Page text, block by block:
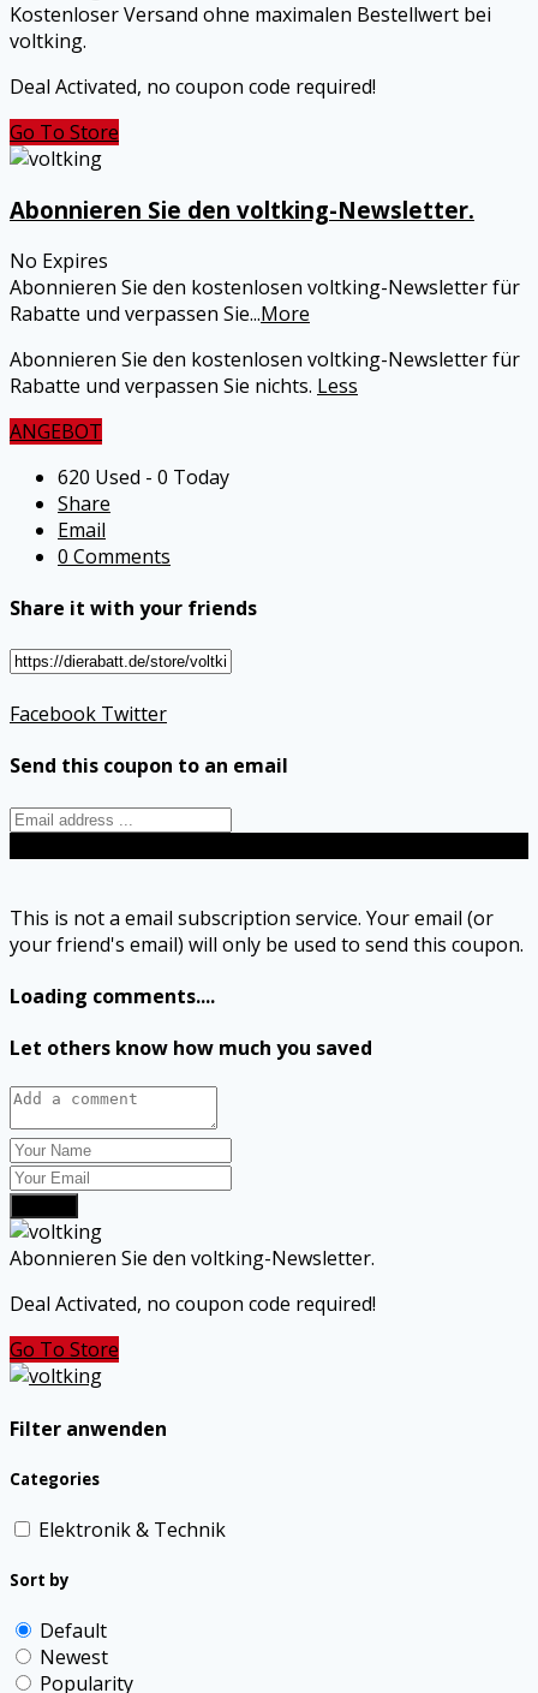
Kostenloser Versand ohne maximalen Bestellwert bei
voltking.
Deal Activated, no coupon code required!
Go To Store
Abonnieren Sie den voltking-Newsletter.
No Expires
Abonnieren Sie den kostenlosen voltking-Newsletter für
Rabatte und verpassen Sie...More
Abonnieren Sie den kostenlosen voltking-Newsletter für
Rabatte und verpassen Sie nichts. Less
ANGEBOT
620 Used - 0 Today
Share
Email
0 Comments
Share it with your friends
Facebook Twitter
Send this coupon to an email
This is not a email subscription service. Your email (or
your friend's email) will only be used to send this coupon.
Loading comments....
Let others know how much you saved
Abonnieren Sie den voltking-Newsletter.
Deal Activated, no coupon code required!
Go To Store
Filter anwenden
Categories
Elektronik & Technik
Sort by
Default
Newest
Popularity